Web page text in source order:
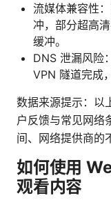
流媒体兼容性
冲，部分超高
缓冲。
DNS 泄漏风险
VPN 隧道完成
数据来源提示：以
户反馈与常见网络
间、网络提供商的
如何使用
观看内容